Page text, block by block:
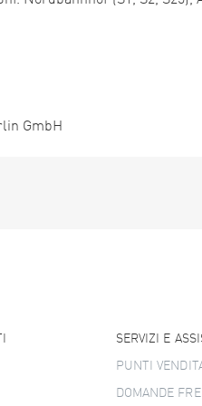
GmbH
SERVIZI E
PUNTI
DOMANDE